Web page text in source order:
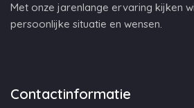
Met onze jarenlange ervaring kijken
persoonlijke situatie en wensen.
Contactinformatie